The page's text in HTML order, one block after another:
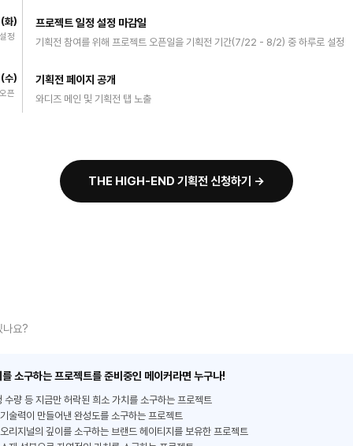
화)
정
프로젝트 일정 설정 마감일
기획전 참여를 위해 프로젝트 오픈일을 기획전 기간(7/22 - 8/2) 중 하루로 설정
)
픈
기획전 페이지 공개
와디즈 메인 및 기획전 탭 노출
THE HIGH-END 기획전 신청하기 →
나요?
소구하는 프로젝트를 준비중인 메이커라면 누구나!
수량 등 지금만 허락된 희소 가치를 소구하는 프로젝트
술력이 만들어낸 완성도를 소구하는 프로젝트
리지널의 깊이를 소구하는 브랜드 헤이티지를 보유한 프로젝트